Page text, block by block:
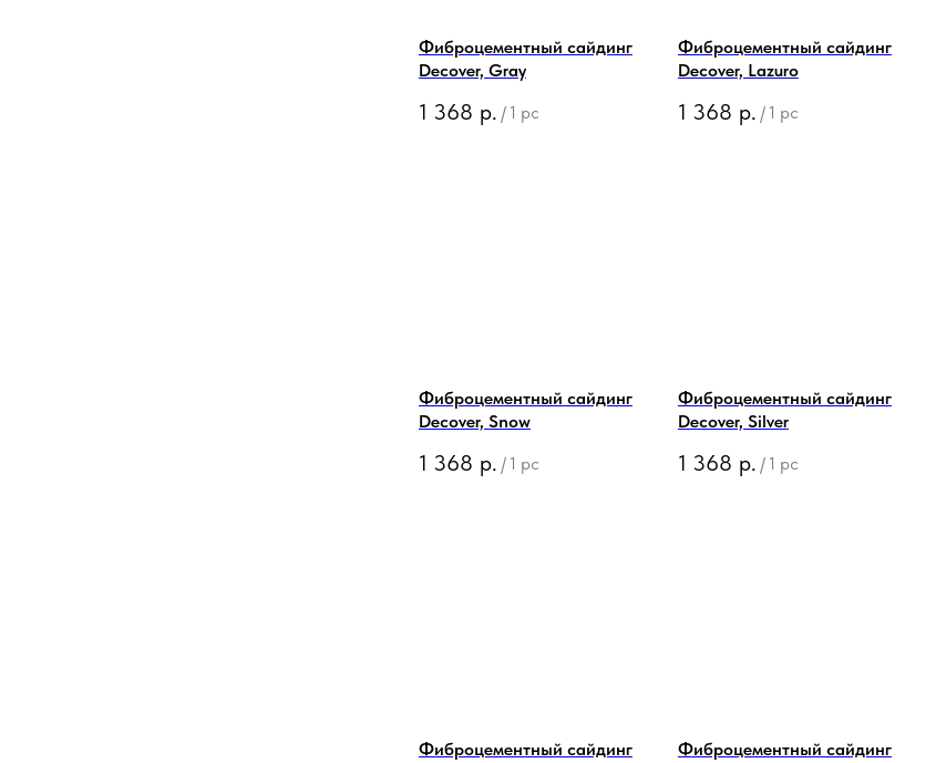
Фиброцементный сайдинг
Decover, Gray
1 368 р. / 1 pc
Фиброцементный сайдинг
Decover, Lazuro
1 368 р. / 1 pc
Фиброцементный сайдинг
Decover, Snow
1 368 р. / 1 pc
Фиброцементный сайдинг
Decover, Silver
1 368 р. / 1 pc
Фиброцементный сайдинг
Фиброцементный сайдинг